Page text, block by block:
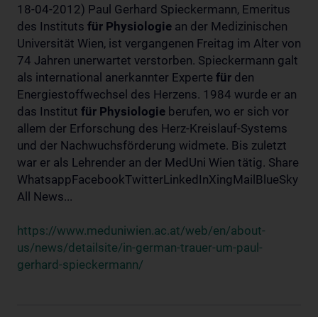
18-04-2012) Paul Gerhard Spieckermann, Emeritus
des Instituts für Physiologie an der Medizinischen
Universität Wien, ist vergangenen Freitag im Alter von
74 Jahren unerwartet verstorben. Spieckermann galt
als international anerkannter Experte für den
Energiestoffwechsel des Herzens. 1984 wurde er an
das Institut für Physiologie berufen, wo er sich vor
allem der Erforschung des Herz-Kreislauf-Systems
und der Nachwuchsförderung widmete. Bis zuletzt
war er als Lehrender an der MedUni Wien tätig. Share
WhatsappFacebookTwitterLinkedInXingMailBlueSky
All News...
https://www.meduniwien.ac.at/web/en/about-
us/news/detailsite/in-german-trauer-um-paul-
gerhard-spieckermann/